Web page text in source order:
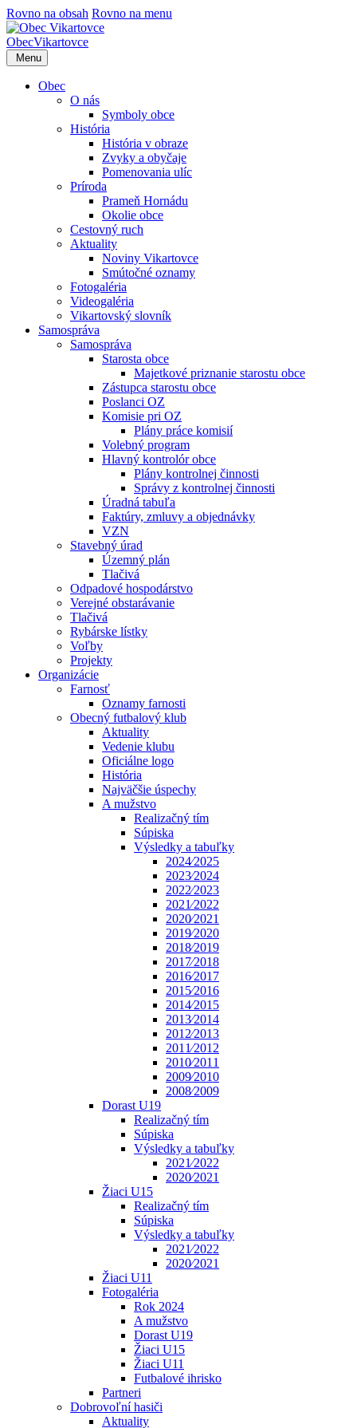
Rovno na obsah Rovno na menu
ObecVikartovce
Menu
Obec
O nás
Symboly obce
História
História v obraze
Zvyky a obyčaje
Pomenovania ulíc
Príroda
Prameň Hornádu
Okolie obce
Cestovný ruch
Aktuality
Noviny Vikartovce
Smútočné oznamy
Fotogaléria
Videogaléria
Vikartovský slovník
Samospráva
Samospráva
Starosta obce
Majetkové priznanie starostu obce
Zástupca starostu obce
Poslanci OZ
Komisie pri OZ
Plány práce komisií
Volebný program
Hlavný kontrolór obce
Plány kontrolnej činnosti
Správy z kontrolnej činnosti
Úradná tabuľa
Faktúry, zmluvy a objednávky
VZN
Stavebný úrad
Územný plán
Tlačivá
Odpadové hospodárstvo
Verejné obstarávanie
Tlačivá
Rybárske lístky
Voľby
Projekty
Organizácie
Farnosť
Oznamy farnosti
Obecný futbalový klub
Aktuality
Vedenie klubu
Oficiálne logo
História
Najväčšie úspechy
A mužstvo
Realizačný tím
Súpiska
Výsledky a tabuľky
2024⁄2025
2023⁄2024
2022⁄2023
2021⁄2022
2020⁄2021
2019⁄2020
2018⁄2019
2017⁄2018
2016⁄2017
2015⁄2016
2014⁄2015
2013⁄2014
2012⁄2013
2011⁄2012
2010⁄2011
2009⁄2010
2008⁄2009
Dorast U19
Realizačný tím
Súpiska
Výsledky a tabuľky
2021⁄2022
2020⁄2021
Žiaci U15
Realizačný tím
Súpiska
Výsledky a tabuľky
2021⁄2022
2020⁄2021
Žiaci U11
Fotogaléria
Rok 2024
A mužstvo
Dorast U19
Žiaci U15
Žiaci U11
Futbalové ihrisko
Partneri
Dobrovoľní hasiči
Aktuality